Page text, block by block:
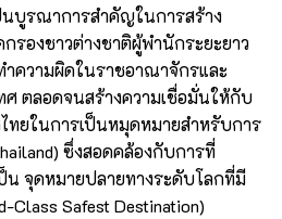
บูรณาการสำคัญในการสร้าง
รองชาวต่างชาติผู้พำนักระยะยาว
ความผิดในราชอาณาจักรและ
ศ ตลอดจนสร้างความเชื่อมั่นให้กับ
ทยในการเป็นหมุดหมายสำหรับการ
ซึ่งสอดคล้องกับการที่
น จุดหมายปลายทางระดับโลกที่มี
Safest Destination)